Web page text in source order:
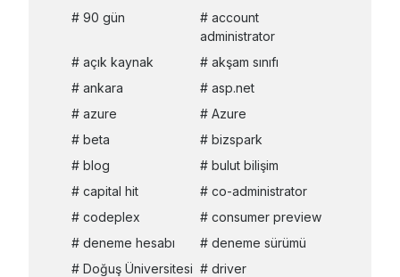
90 gün
account
administrator
açık kaynak
akşam sınıfı
ankara
asp.net
azure
Azure
beta
bizspark
blog
bulut bilişim
capital hit
co-administrator
codeplex
consumer preview
deneme hesabı
deneme sürümü
Doğuş Üniversitesi
driver